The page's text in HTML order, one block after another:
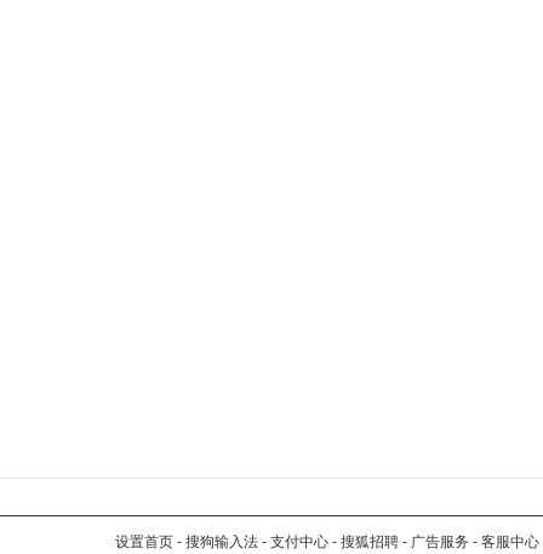
设置首页 - 搜狗输入法 - 支付中心 - 搜狐招聘 - 广告服务 - 客服中心